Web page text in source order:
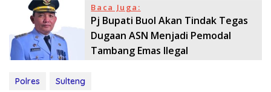
Baca Juga:
Pj Bupati Buol Akan Tindak Tegas
Dugaan ASN Menjadi Pemodal
Tambang Emas Ilegal
Polres Sulteng